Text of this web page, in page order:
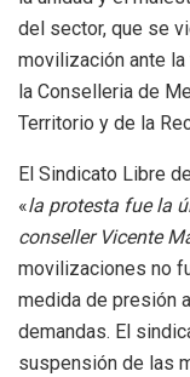
del sector, que se
movilización ante
la Conselleria de
Territorio y de la
El Sindicato Libre
«la protesta fue la
conseller Vicente
movilizaciones no
medida de presión
demandas. El
suspensión de las